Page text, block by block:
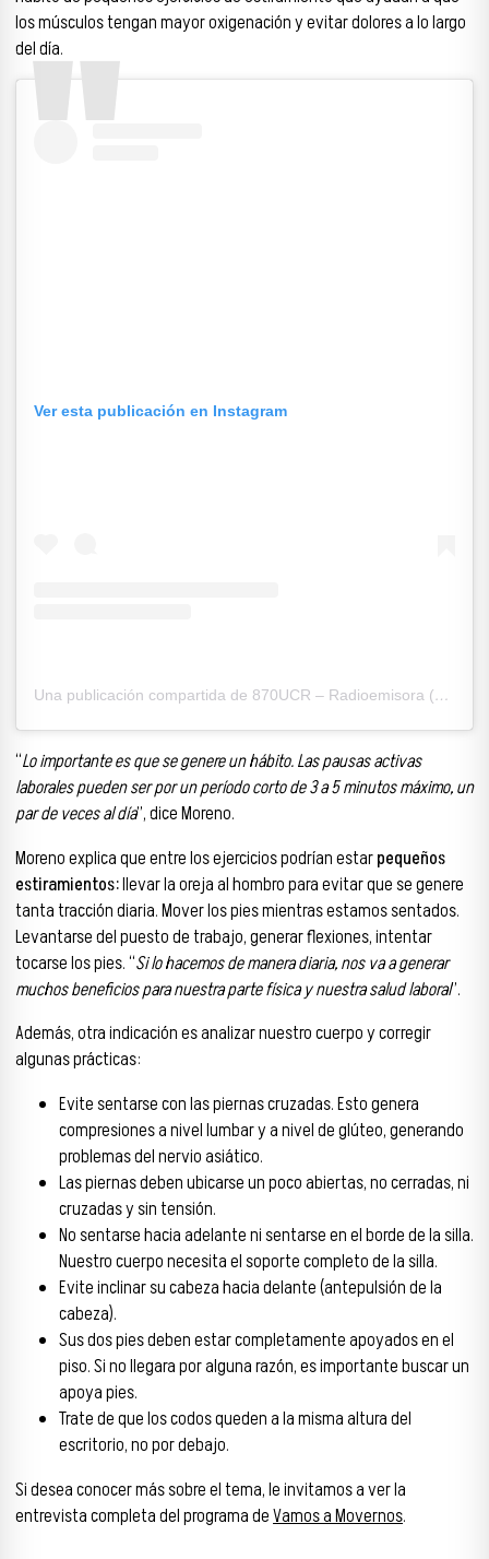
los músculos tengan mayor oxigenación y evitar dolores a lo largo
del día.
Ver esta publicación en Instagram
Una publicación compartida de 870UCR – Radioemisora (@870ucr)
“Lo importante es que se genere un hábito. Las pausas activas
laborales pueden ser por un período corto de 3 a 5 minutos máximo, un
par de veces al día”, dice Moreno.
Moreno explica que entre los ejercicios podrían estarpequeños
estiramientos:llevar la oreja al hombro para evitar que se genere
tanta tracción diaria. Mover los pies mientras estamos sentados.
Levantarse del puesto de trabajo, generar flexiones, intentar
tocarse los pies. “Si lo hacemos de manera diaria, nos va a generar
muchos beneficios para nuestra parte física y nuestra salud laboral”.
Además, otra indicación es analizar nuestro cuerpo y corregir
algunas prácticas:
Evite sentarse con las piernas cruzadas. Esto genera
compresiones a nivel lumbar y a nivel de glúteo, generando
problemas del nervio asiático.
Las piernas deben ubicarse un poco abiertas, no cerradas, ni
cruzadas y sin tensión.
No sentarse hacia adelante ni sentarse en el borde de la silla.
Nuestro cuerpo necesita el soporte completo de la silla.
Evite inclinar su cabeza hacia delante (antepulsión de la
cabeza).
Sus dos pies deben estar completamente apoyados en el
piso. Si no llegara por alguna razón, es importante buscar un
apoya pies.
Trate de que los codos queden a la misma altura del
escritorio, no por debajo.
Si desea conocer más sobre el tema, le invitamos a ver la
entrevista completa del programa deVamos a Movernos.